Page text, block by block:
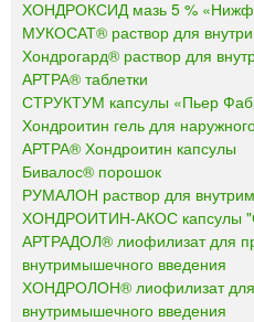
ХОНДРОКСИД мазь 5 %
МУКОСАТ® раствор для
Хондрогард® раствор для
АРТРА® таблетки
СТРУКТУМ капсулы «Пьер
Хондроитин гель для
АРТРА® Хондроитин капсулы
Бивалос® порошок
РУМАЛОН раствор для
ХОНДРОИТИН-АКОС капсулы
АРТРАДОЛ® лиофилизат для
внутримышечного введения
ХОНДРОЛОН® лиофилизат для
внутримышечного введения